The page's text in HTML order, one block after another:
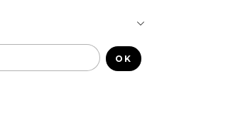
ALTERAR CEP
OK